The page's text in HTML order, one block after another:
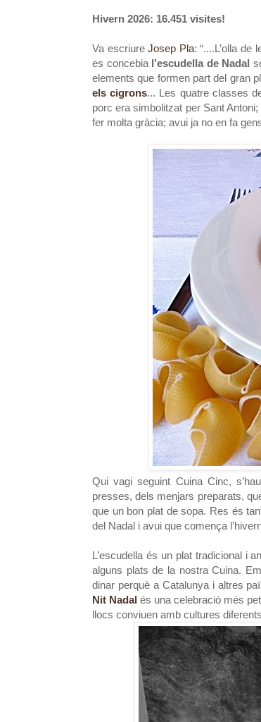
Hivern 2026: 16.451 visites!
Va escriureJosep Pla: “....L’olla
es concebia l’escudella de Nadal
elements que formen part del gran
els cigrons... Les quatre classes
porc era simbolitzat per Sant
fer molta gràcia; avui ja no en fa
Qui vagi seguint Cuina Cinc,
presses, dels menjars preparats,
que un bon plat de sopa. Res és
del Nadal i avui que comença
L’escudella és un plat tradicional i
alguns plats de la nostra Cuina.
dinar perquè a Catalunya i altres
Nit Nadal és una celebració més
llocs conviuen amb cultures